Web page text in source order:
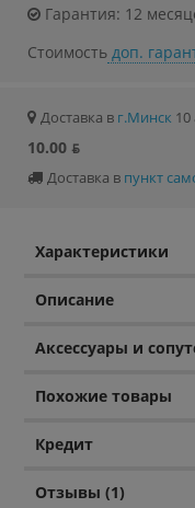
Гарантия: 12
Стоимость доп.
Доставка в г.Минск 10
10.00 ƃ
Доставка в пункт
Характеристики
Описание
Аксессуары и
Похожие товары
Кредит
Отзывы (1)